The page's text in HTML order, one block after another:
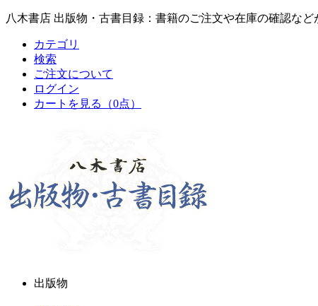
八木書店 出版物・古書目録：書籍のご注文や在庫の確認など
カテゴリ
検索
ご注文について
ログイン
カートを見る
（0点）
出版物